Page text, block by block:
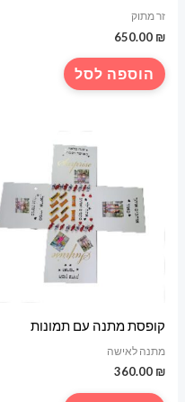
זר מתוק
650.00 ₪
הוספה לסל
קופסת מתנה עם תמונות
מתנה לאישה
360.00 ₪